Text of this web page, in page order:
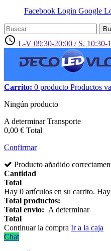
Facebook Login Google
access_time L-V 09:30-20:00 / S. 10:30-
Carrito: 0 producto Productos
Ningún producto
A determinarTransporte
0,00 € Total
Confirmar
Producto añadido
Cantidad
Total
Hay 0 artículos en su carrito. Hay
Total productos:
Total envío: A determinar
Total
Continuar la compra Ir a la caja
Chat